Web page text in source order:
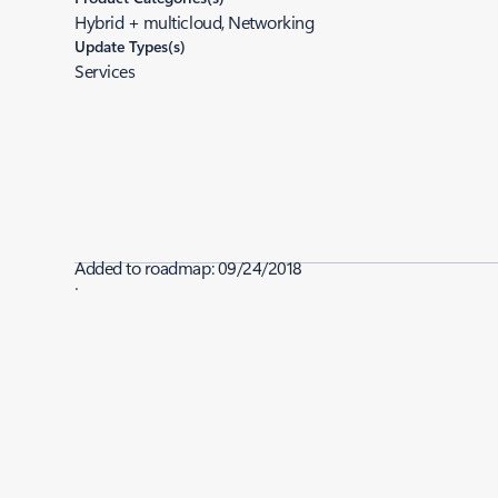
Hybrid + multicloud, Networking
Update Types(s)
Services
Added to roadmap:09/24/2018
|